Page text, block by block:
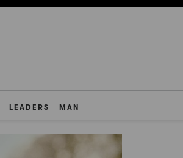
LEADERS MAN